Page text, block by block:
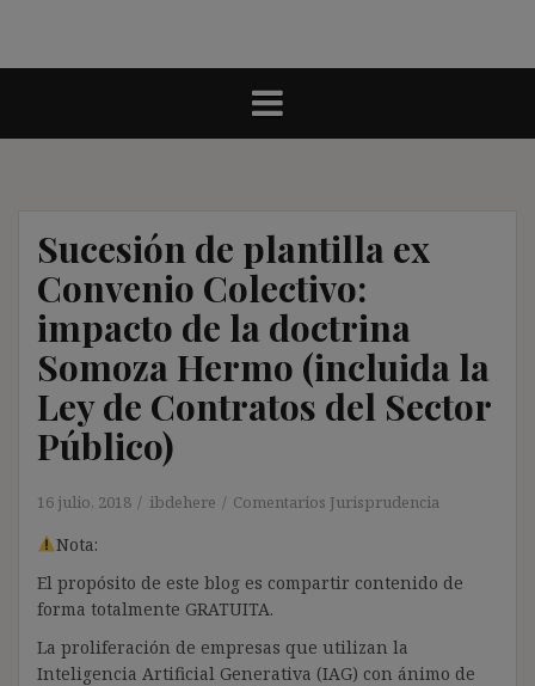
Sucesión de plantilla ex
Convenio Colectivo:
impacto de la doctrina
Somoza Hermo (incluida la
Ley de Contratos del Sector
Público)
16 julio, 2018 ibdehere Comentarios Jurisprudencia
Nota:
El propósito de este blog es compartir contenido de
forma totalmente GRATUITA.
La proliferación de empresas que utilizan la
Inteligencia Artificial Generativa (IAG) con ánimo de